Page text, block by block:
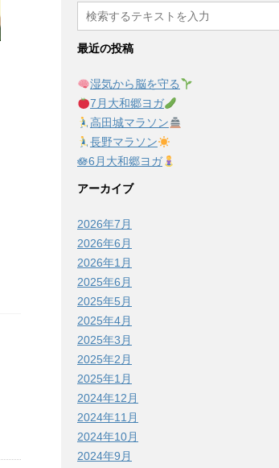
最近の投稿
湿気から脳を守る
7月大和郷ヨガ
高田城マラソン
長野マラソン
🪷6月大和郷ヨガ
アーカイブ
2026年7月
2026年6月
2026年1月
2025年6月
2025年5月
2025年4月
2025年3月
2025年2月
2025年1月
2024年12月
2024年11月
2024年10月
2024年9月